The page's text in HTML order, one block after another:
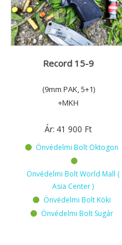
Record 15-9
(9mm PAK, 5+1)
+MKH
Ár: 41 900 Ft
Önvédelmi Bolt Oktogon
Önvédelmi Bolt World Mall (
Asia Center )
Önvédelmi Bolt Köki
Önvédelmi Bolt Sugár